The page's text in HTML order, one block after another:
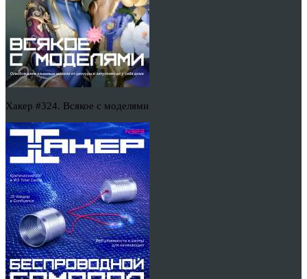
Хакер #324. Всякое с моделями